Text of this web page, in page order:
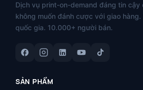
Dịch vụ print-on-demand đáng tin cậy
không muốn đánh cược với giao
quốc gia. 10.000+ người bán.
SẢN PHẨM